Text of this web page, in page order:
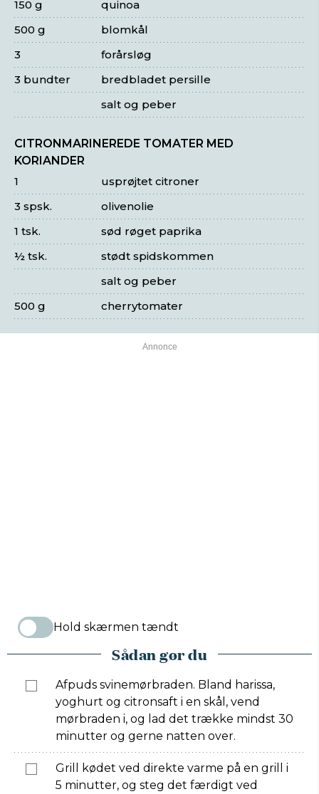
quinoa
150 g
blomkål
500 g
forårsløg
3
bredbladet persille
3 bundter
salt og peber
CITRONMARINEREDE TOMATER MED
KORIANDER
usprøjtet citroner
1
olivenolie
3 spsk.
sød røget paprika
1 tsk.
stødt spidskommen
½ tsk.
salt og peber
cherrytomater
500 g
Hold skærmen tændt
Sådan gør du
Afpuds svinemørbraden. Bland harissa,
yoghurt og citronsaft i en skål, vend
mørbraden i, og lad det trække mindst 30
minutter og gerne natten over.
Grill kødet ved direkte varme på en grill i
5 minutter, og steg det færdigt ved